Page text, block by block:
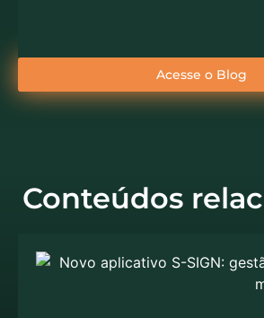
Acesse o Blog
Conteúdos